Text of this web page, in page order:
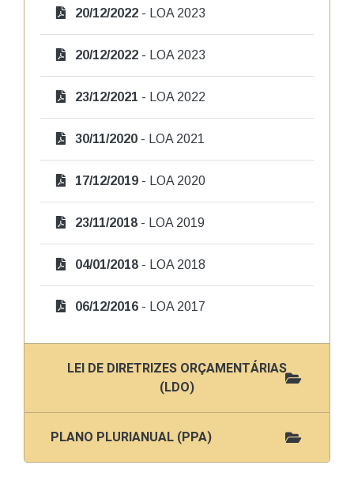
20/12/2022 - LOA 2023
20/12/2022 - LOA 2023
23/12/2021 - LOA 2022
30/11/2020 - LOA 2021
17/12/2019 - LOA 2020
23/11/2018 - LOA 2019
04/01/2018 - LOA 2018
06/12/2016 - LOA 2017
LEI DE DIRETRIZES ORÇAMENTÁRIAS
(LDO)
PLANO PLURIANUAL (PPA)